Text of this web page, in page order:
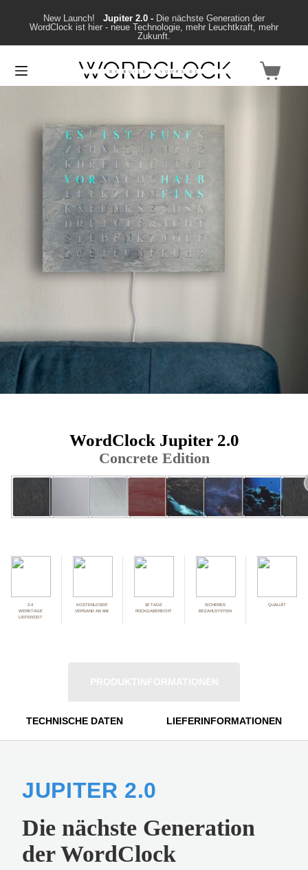
New Launch! Jupiter 2.0 - Die nächste Generation der
WordClock ist hier - neue Technologie, mehr Leuchtkraft, mehr
Zukunft.
WordClock Jupiter 2.0
Concrete Edition
2-4
WERKTAGE
LIEFERZEIT
KOSTENLOSER
VERSAND AB 60€
30 TAGE
RÜCKGABERECHT
SICHERES
BEZAHLSYSTEM
QUALIÄT
TECHNISCHE DATEN LIEFERINFORMATIONEN
JUPITER 2.0
Die nächste Generation
der WordClock